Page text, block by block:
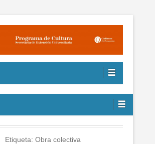
de Cultura UNQ
Etiqueta: Obra colectiva